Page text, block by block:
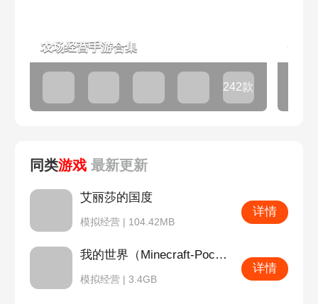
农场经营手游合集
242款
同类游戏 最新更新
艾丽莎的国度
模拟经营 | 104.42MB
详情
我的世界（Minecraft-PocketEdition）
模拟经营 | 3.4GB
详情